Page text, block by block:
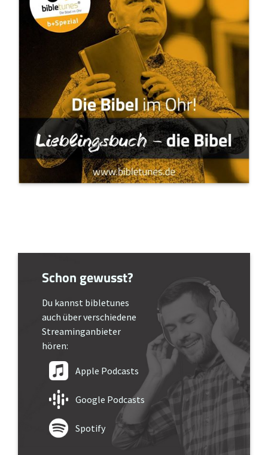
Schon gewusst?
Du kannst bibletunes
auch über verschiedene
Streaminganbieter
hören:
Apple Podcasts
Google Podcasts
Spotify